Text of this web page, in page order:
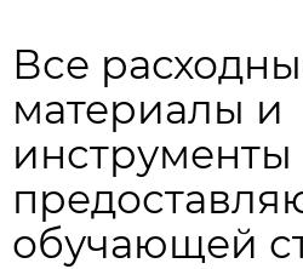
Все
материалы и
инструменты
обучающей